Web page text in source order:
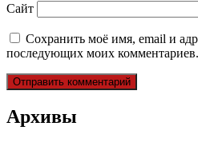
Сайт
Сохранить моё имя, email и
последующих моих комментариев.
Архивы